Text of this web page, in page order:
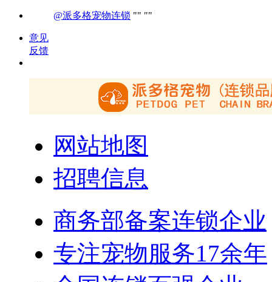
@派多格宠物连锁
意见
反馈
网站地图
招聘信息
商务部备案连锁企业
专注宠物服务17余年